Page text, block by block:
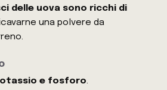
delle uova sono ricchi di
una polvere da
e fosforo.